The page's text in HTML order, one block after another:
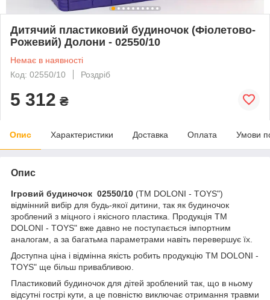
Дитячий пластиковий будиночок (Фіолетово-
Рожевий) Долони - 02550/10
Немає в наявності
Код: 02550/10
Роздріб
5 312 ₴
Опис Характеристики Доставка Оплата Умови
Опис
Ігровий будиночок 02550/10 (ТМ DOLONI - TOYS")
відмінний вибір для будь-якої дитини, так як будиночок
зроблений з міцного і якісного пластика. Продукція ТМ
DOLONI - TOYS" вже давно не поступається імпортним
аналогам, а за багатьма параметрами навіть перевершує їх.
Доступна ціна і відмінна якість робить продукцію ТМ DOLONI -
TOYS" ще більш привабливою.
Пластиковий будиночок для дітей зроблений так, що в ньому
відсутні гострі кути, а це повністю виключає отримання травми